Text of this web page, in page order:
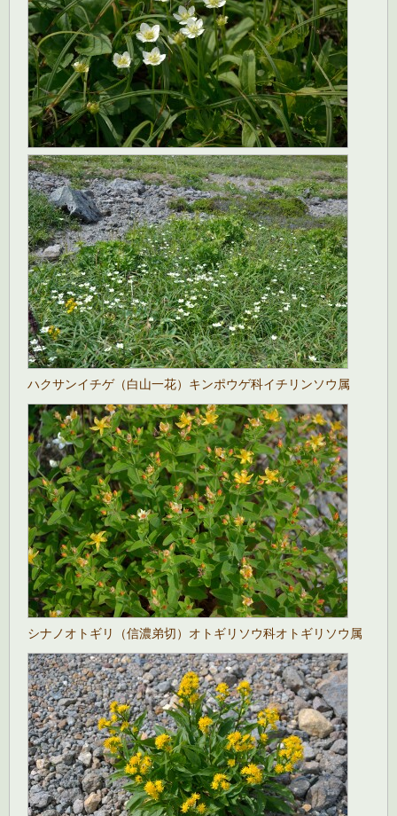
ハクサンイチゲ（白山一花）キンポウゲ科イチリンソウ属
シナノオトギリ（信濃弟切）オトギリソウ科オトギリソウ属